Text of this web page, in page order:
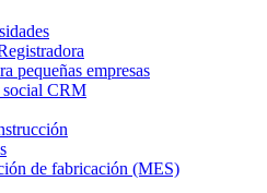
pequeñas empresas
social CRM
de fabricación (MES)